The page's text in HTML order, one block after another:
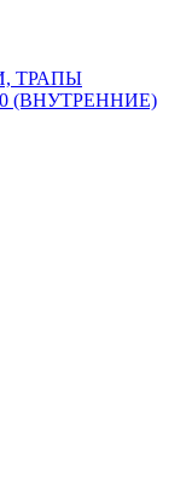
ТРАПЫ
(ВНУТРЕННИЕ)